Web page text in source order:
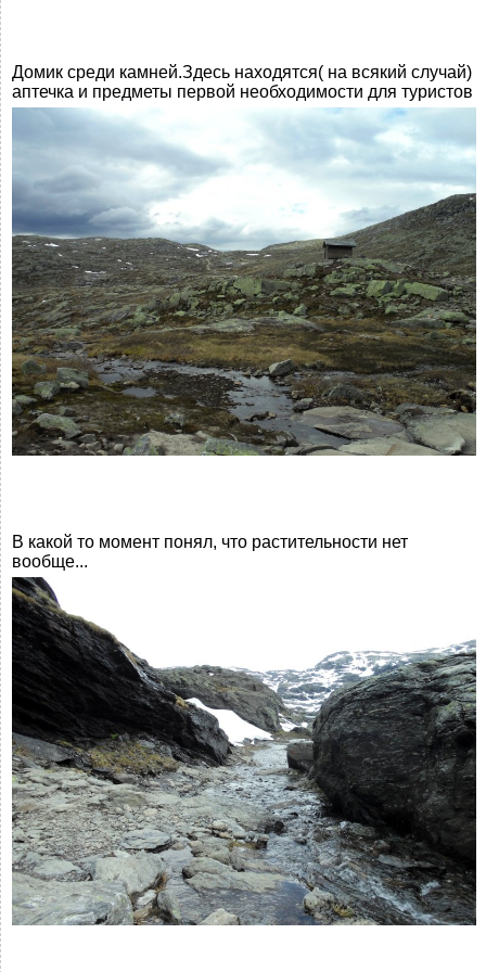
Домик среди камней.Здесь находятся( на всякий случай)
аптечка и предметы первой необходимости для туристов
В какой то момент понял, что растительности нет
вообще...